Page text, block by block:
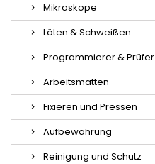
Mikroskope
Löten & Schweißen
Programmierer & Prüfer
Arbeitsmatten
Fixieren und Pressen
Aufbewahrung
Reinigung und Schutz